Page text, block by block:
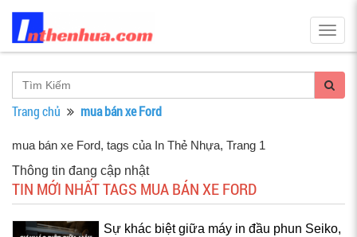
Trang chủ mua bán xe Ford
mua bán xe Ford, tags của In Thẻ Nhựa, Trang 1
Thông tin đang cập nhật
TIN MỚI NHẤT TAGS MUA BÁN XE FORD
Sự khác biệt giữa máy in đầu phun Seiko,